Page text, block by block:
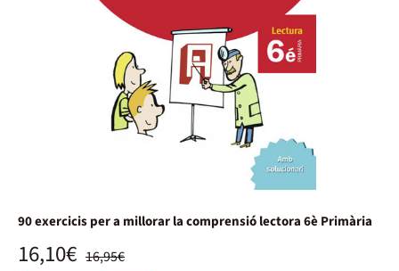
90 exercicis per a millorar la comprensió lectora 6è Primària
16,95€
16,10€